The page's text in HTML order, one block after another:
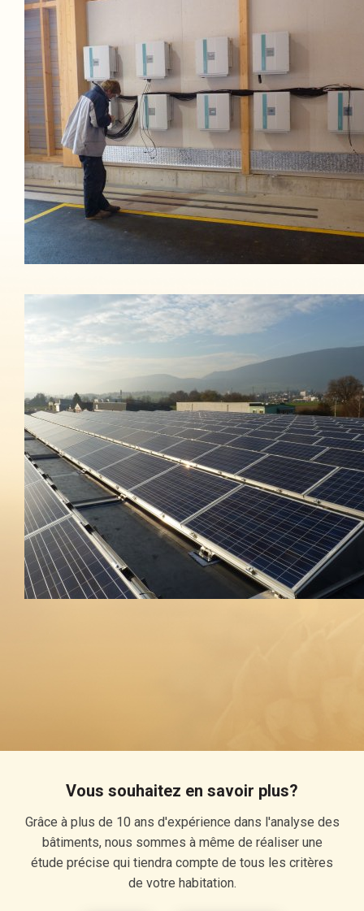
Vous souhaitez en savoir plus?
Grâce à plus de 10 ans d'expérience dans l'analyse des
bâtiments, nous sommes à même de réaliser une
étude précise qui tiendra compte de tous les critères
de votre habitation.